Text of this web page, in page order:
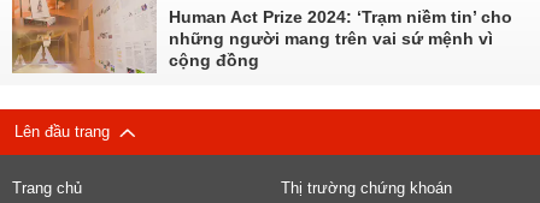
Human Act Prize 2024: ‘Trạm niềm tin’ cho
những người mang trên vai sứ mệnh vì
cộng đồng
Lên đầu trang
Trang chủ Thị trường chứng khoán